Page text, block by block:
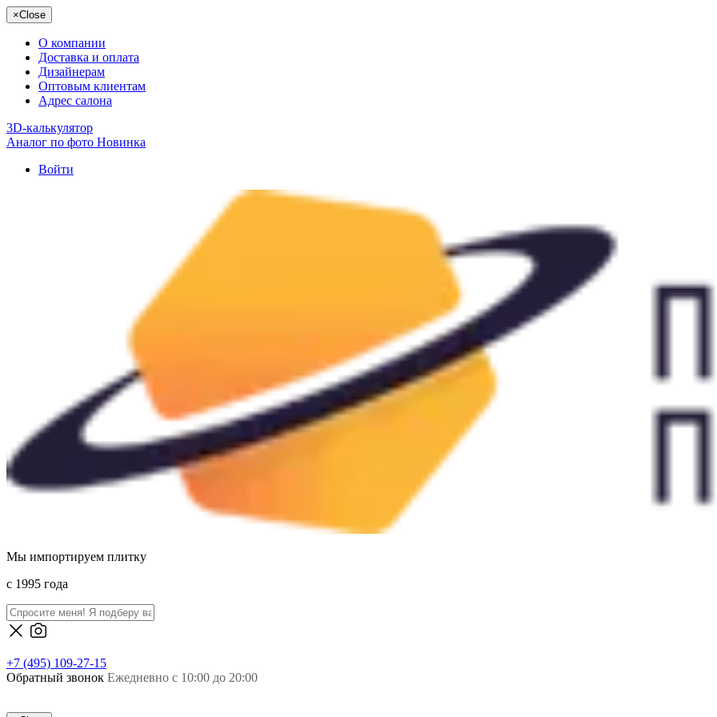
×Close
О компании
Доставка и оплата
Дизайнерам
Оптовым клиентам
Адрес салона
3D-калькулятор
Аналог по фото Новинка
Войти
Мы импортируем плитку
c 1995 года
+7 (495) 109-27-15
Обратный звонок Ежедневно с 10:00 до 20:00